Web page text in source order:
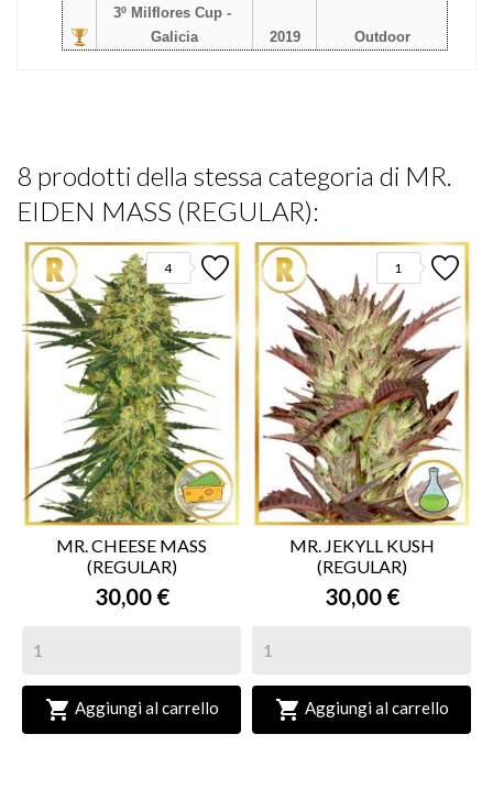
3º Milflores Cup -
Galicia
2019 Outdoor
8 prodotti della stessa categoria di MR.
EIDEN MASS (REGULAR):
4
MR. CHEESE MASS
(REGULAR)
30,00 €
 Aggiungi al carrello
1
MR. JEKYLL KUSH
(REGULAR)
30,00 €
 Aggiungi al carrello